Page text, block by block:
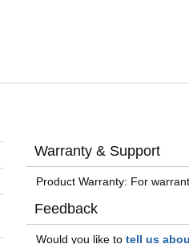
Warranty & Support
Product Warranty: For
Feedback
Would you like totell us